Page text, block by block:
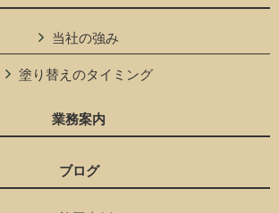
当社の強み
塗り替えのタイミング
業務案内
ブログ